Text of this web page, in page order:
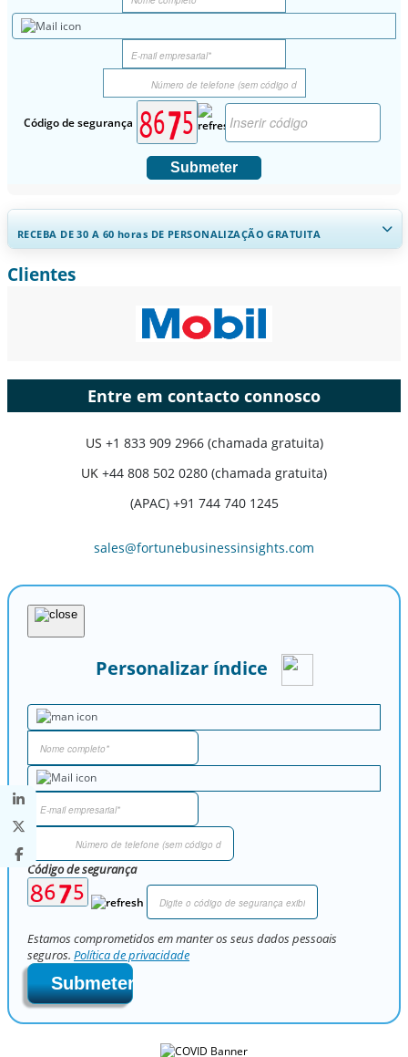
Código de segurança
Submeter
RECEBA DE 30 A 60 horas DE PERSONALIZAÇÃO GRATUITA
Ampliar a cobertura regional e por país, Análise de segmentos,
usuário final.
Personalizar agora
Clientes
Entre em contacto connosco
US +1 833 909 2966 (chamada gratuita)
UK +44 808 502 0280 (chamada gratuita)
(APAC) +91 744 740 1245
sales@fortunebusinessinsights.com
Personalizar índice
Código de segurança
Estamos comprometidos em manter os seus dados pessoais
seguros. Política de privacidade
Submeter